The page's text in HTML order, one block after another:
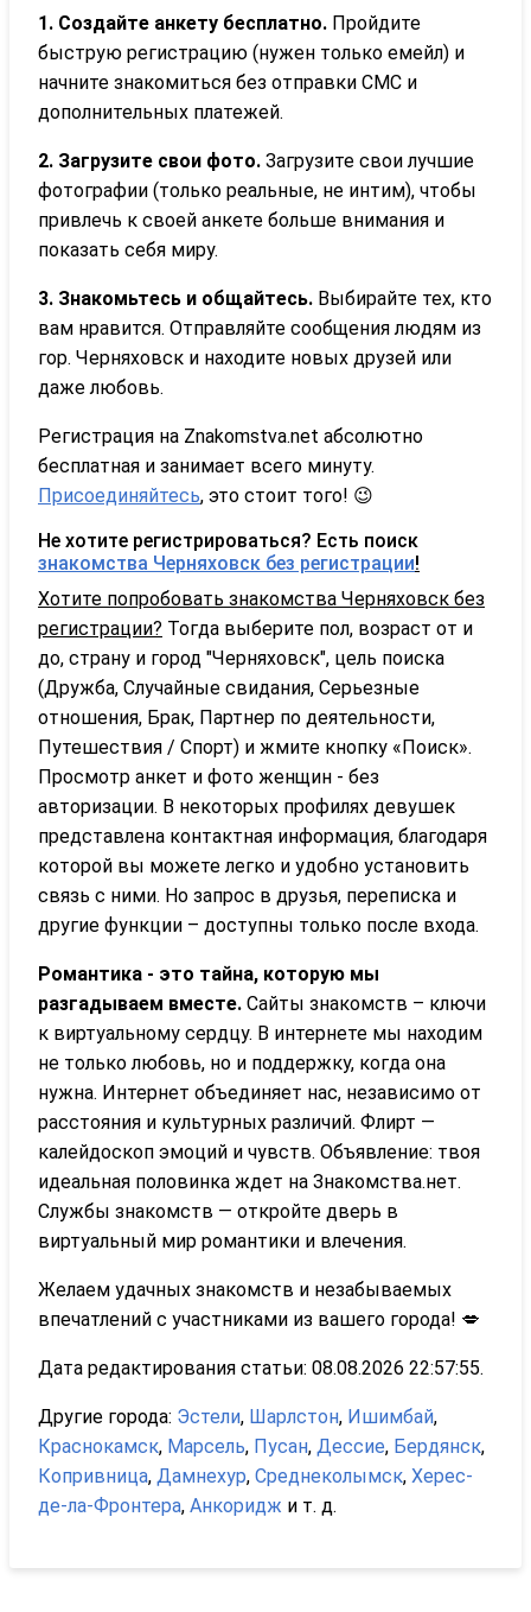
1. Создайте анкету бесплатно. Пройдите
быструю регистрацию (нужен только емейл) и
начните знакомиться без отправки СМС и
дополнительных платежей.
2. Загрузите свои фото. Загрузите свои лучшие
фотографии (только реальные, не интим), чтобы
привлечь к своей анкете больше внимания и
показать себя миру.
3. Знакомьтесь и общайтесь. Выбирайте тех, кто
вам нравится. Отправляйте сообщения людям из
гор. Черняховск и находите новых друзей или
даже любовь.
Регистрация на Znakomstva.net абсолютно
бесплатная и занимает всего минуту.
Присоединяйтесь, это стоит того! 😉
Не хотите регистрироваться? Есть поиск
знакомства Черняховск без регистрации!
Хотите попробовать знакомства Черняховск без
регистрации? Тогда выберите пол, возраст от и
до, страну и город "Черняховск", цель поиска
(Дружба, Случайные свидания, Серьезные
отношения, Брак, Партнер по деятельности,
Путешествия / Спорт) и жмите кнопку «Поиск».
Просмотр анкет и фото женщин - без
авторизации. В некоторых профилях девушек
представлена контактная информация, благодаря
которой вы можете легко и удобно установить
связь с ними. Но запрос в друзья, переписка и
другие функции – доступны только после входа.
Романтика - это тайна, которую мы
разгадываем вместе. Сайты знакомств – ключи
к виртуальному сердцу. В интернете мы находим
не только любовь, но и поддержку, когда она
нужна. Интернет объединяет нас, независимо от
расстояния и культурных различий. Флирт —
калейдоскоп эмоций и чувств. Объявление: твоя
идеальная половинка ждет на Знакомства.нет.
Службы знакомств — откройте дверь в
виртуальный мир романтики и влечения.
Желаем удачных знакомств и незабываемых
впечатлений с участниками из вашего города! 💋
Дата редактирования статьи: 08.08.2026 22:57:55.
Другие города: Эстели, Шарлстон, Ишимбай,
Краснокамск, Марсель, Пусан, Дессие, Бердянск,
Копривница, Дамнехур, Среднеколымск, Херес-
де-ла-Фронтера, Анкоридж и т. д.